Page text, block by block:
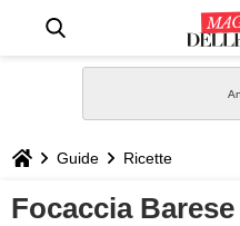
STILE
Guide Ricette
Focaccia Barese